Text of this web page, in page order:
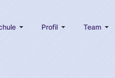
Profil Team